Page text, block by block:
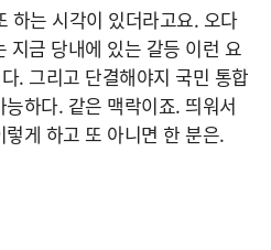
는 시각이 있더라고요. 오다
지금 당내에 있는 갈등 이런 요
. 그리고 단결해야지 국민 통합
하다. 같은 맥락이죠. 띄워서
게 하고 또 아니면 한 분은.